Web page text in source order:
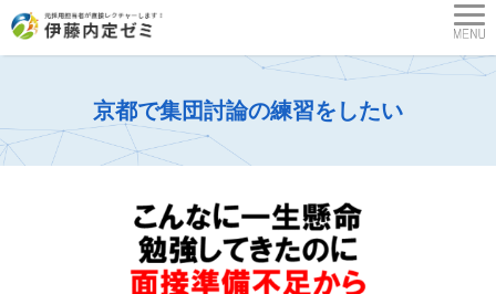
京都で集団討論の練習をしたい